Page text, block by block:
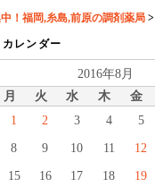
！福岡,糸島,前原の調剤薬局 >
カレンダー
2016年8月
月
火 水 木 金
1 2 3 4 5
8 9 10 11 12
15 16 17 18 19